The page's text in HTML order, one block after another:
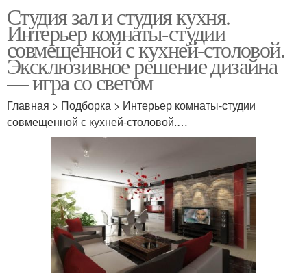
Студия зал и студия кухня.
Интерьер комнаты-студии
совмещенной с кухней-столовой.
Эксклюзивное решение дизайна
— игра со светом
Главная > Подборка > Интерьер комнаты-студии
совмещенной с кухней-столовой.…